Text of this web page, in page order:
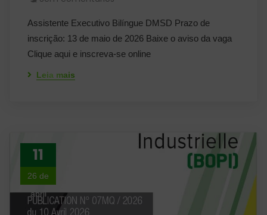
Assistente Executivo Bilíngue DMSD Prazo de
inscrição: 13 de maio de 2026 Baixe o aviso da vaga
Clique aqui e inscreva-se online
Leia mais
11
26 de
abril